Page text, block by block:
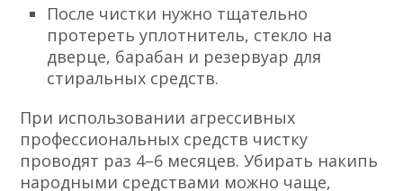
После чистки нужно тщательно
протереть уплотнитель, стекло на
дверце, барабан и резервуар для
стиральных средств.
При использовании агрессивных
профессиональных средств чистку
проводят раз 4–6 месяцев. Убирать накипь
народными средствами можно чаще,